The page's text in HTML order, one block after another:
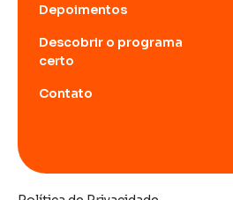
Depoimentos
Descobrir o programa
certo
Contato